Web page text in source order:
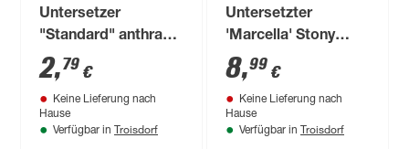
Untersetzer
"Standard" anthrazit
60 x 15,5 cm
2,79 €
Keine Lieferung nach
Hause
Verfügbar in Troisdorf
Untersetzter
'Marcella' Stony
Grey Ø 33 x 4,3 cm
8,99 €
Keine Lieferung nach
Hause
Verfügbar in Troisdorf